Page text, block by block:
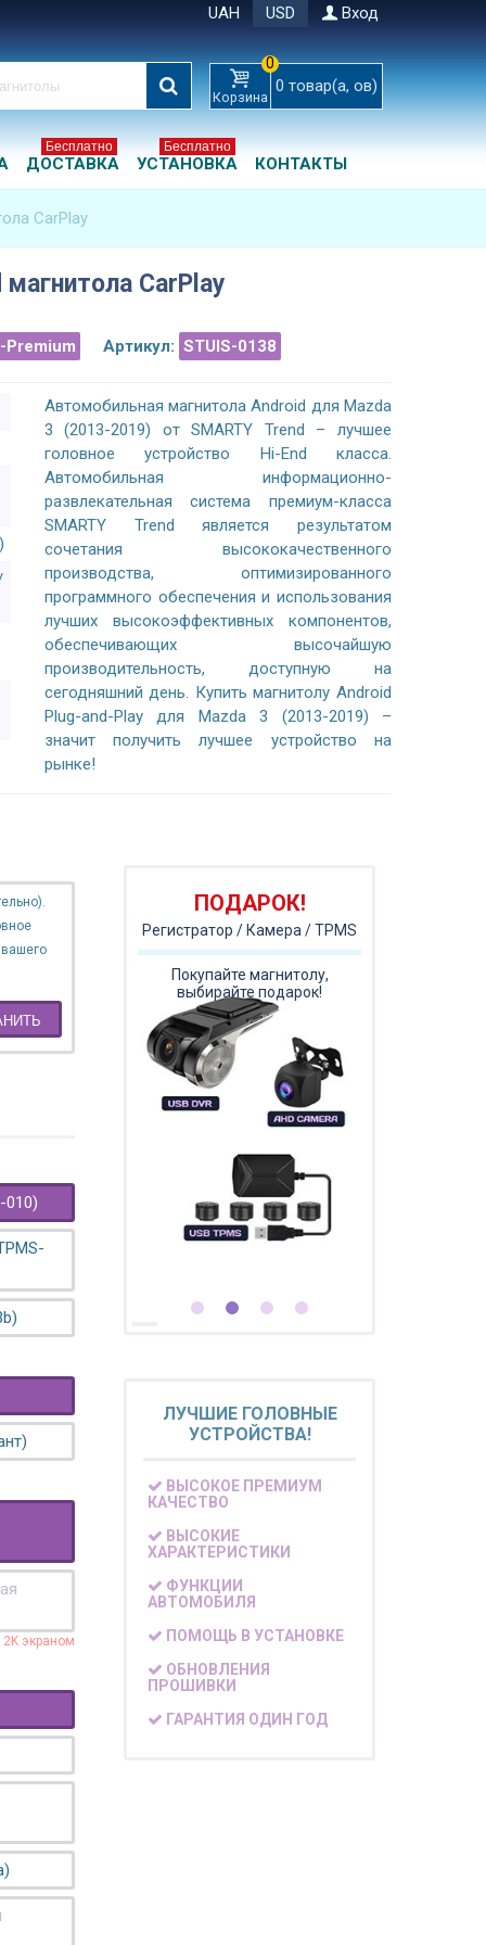
UAH USD Вход
Корзина
0
0 товар(а, ов)
ДОСТАВКА
Бесплатно
УСТАНОВКА
Бесплатно
КОНТАКТЫ
CarPlay
CarPlay
Premium Артикул: STUIS-0138
Автомобильная магнитола Android для Mazda
3 (2013-2019) от SMARTY Trend – лучшее
головное устройство Hi-End класса.
Автомобильная информационно-
развлекательная система премиум-класса
SMARTY Trend является результатом
сочетания высококачественного
производства, оптимизированного
программного обеспечения и использования
лучших высокоэффективных компонентов,
обеспечивающих высочайшую
производительность, доступную на
сегодняшний день. Купить магнитолу Android
Plug-and-Play для Mazda 3 (2013-2019) –
значит получить лучшее устройство на
рынке!
010)
2K экраном
ПОДАРОК!
Регистратор / Камера / TPMS
Покупайте магнитолу,
выбирайте подарок!
ЛУЧШИЕ ГОЛОВНЫЕ
УСТРОЙСТВА!
ВЫСОКОЕ ПРЕМИУМ
КАЧЕСТВО
ВЫСОКИЕ
ХАРАКТЕРИСТИКИ
ФУНКЦИИ
АВТОМОБИЛЯ
ПОМОЩЬ В УСТАНОВКЕ
ОБНОВЛЕНИЯ
ПРОШИВКИ
ГАРАНТИЯ ОДИН ГОД